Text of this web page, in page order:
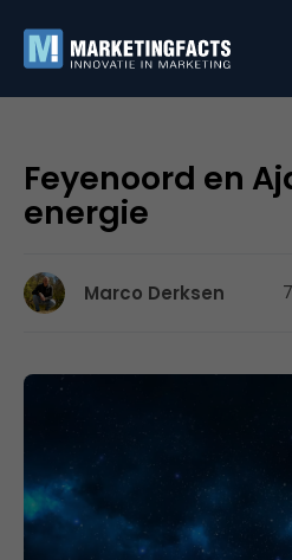
Feyenoord en
energie
Marco Derksen